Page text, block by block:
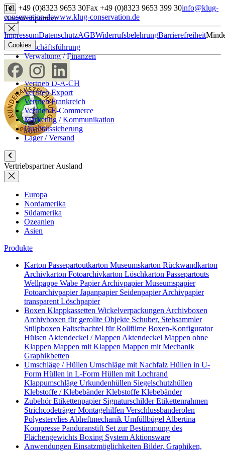
Ansprechpartner
Geschäftsführung
Verwaltung / Finanzen
Personal
Einkauf
Vertrieb D-A-CH
Vertrieb Export
Vertrieb Frankreich
Vertrieb E-Commerce
Marketing / Kommunikation
Qualitätssicherung
Lager / Versand
Vertriebspartner Ausland
Europa
Nordamerika
Südamerika
Ozeanien
Asien
Produkte
Karton Passepartoutkarton Museumskarton Rückwandkarton
Archivkarton Fotoarchivkarton Löschkarton Passepartouts
Wellpappe Wabe PapierArchivpapierMuseumspapier
FotoarchivpapierJapanpapier SeidenpapierArchivpapier
transparent Löschpapier
Boxen Klappkassetten Wickelverpackungen Archivboxen
Archivboxen für gerollte Objekte Schuber, Stehsammler
Stülpboxen Faltschachtel für Rollfilme Boxen-Konfigurator
Hülsen Aktendeckel / Mappen Aktendeckel Mappen ohne
Klappen Mappen mit Klappen Mappen mit Mechanik
Graphikbetten
Umschläge / Hüllen Umschläge mit Nachfalz Hüllen in U-
Form Hüllen in L-Form Hüllen mit Lochrand
Klappumschläge Urkundenhüllen Siegelschutzhüllen
Klebstoffe / KlebebänderKlebstoffe Klebebänder
ZubehörEtikettenpapier SignaturschilderEtikettenrahmen
StrichcodeträgerMontagehilfen Verschlussbanderolen
Polyestervlies Abheftmechanik Umfüllbügel Albertina
Kompresse Panduranstift Set zur Bestimmung des
Flächengewichts Boxing System Aktionsware
Anwendungen Einsatzmöglichkeiten Bilder, Graphiken,
Tel. +49 (0)8323 9653 30Fax +49 (0)8323 9653 399 30info@klug-
conservation.dewww.klug-conservation.de
ImpressumDatenschutzAGBWiderrufsbelehrungBarrierefreiheit
Cookies